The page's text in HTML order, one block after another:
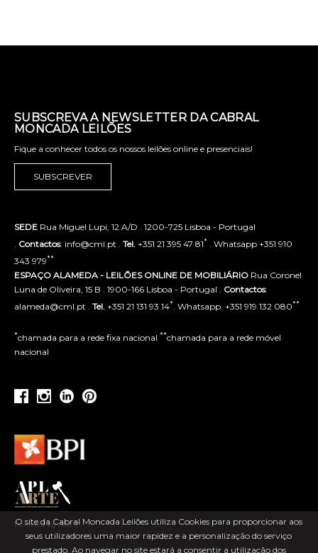
O site da Cabral Moncada Leilões utiliza Cookies para proporcionar aos
seus utilizadores uma maior rapidez e a personalização do serviço
prestado. Ao navegar no site estará a consentir a utilização dos
SUBSCREVA A NEWSLETTER DA CABRAL
MONCADA LEILÕES
Fique a conhecer todos os nossos leilões online e presenciais!
SUBSCREVER
SEDE Rua Miguel Lupi, 12 A/D . 1200-725 Lisboa - Portugal
Contactos: info@cml.pt . Tel. +351 21 395 47 81* . Whatsapp +351 910
343 979**
ESPAÇO ALAMEDA - LEILÕES ONLINE DE MOBILIÁRIO Rua Coronel
Luna de Oliveira, 15 B . 1900-166 Lisboa - Portugal . Contactos:
alameda@cml.pt . Tel. +351 21 131 93 14* . Whatsapp. +351 919 132 080**
*chamada para a rede fixa nacional **chamada para a rede móvel
nacional
Powered by ACLSI